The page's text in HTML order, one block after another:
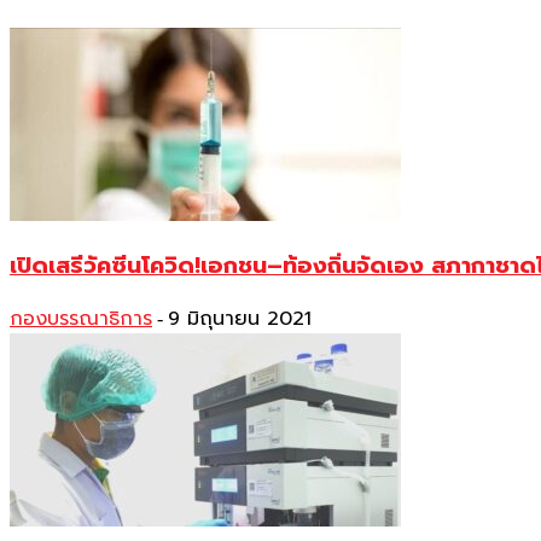
เปิดเสรีวัคซีนโควิด!เอกชน–ท้องถิ่นจัดเอง สภากาช
กองบรรณาธิการ - 9 มิถุนายน 2021